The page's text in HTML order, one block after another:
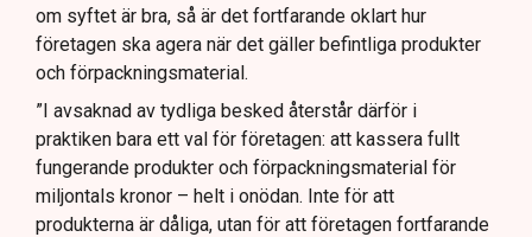
om syftet är bra, så är det fortfarande oklart hur
företagen ska agera när det gäller befintliga produkter
och förpackningsmaterial.
”I avsaknad av tydliga besked återstår därför i
praktiken bara ett val för företagen: att kassera fullt
fungerande produkter och förpackningsmaterial för
miljontals kronor – helt i onödan. Inte för att
produkterna är dåliga, utan för att företagen fortfarande